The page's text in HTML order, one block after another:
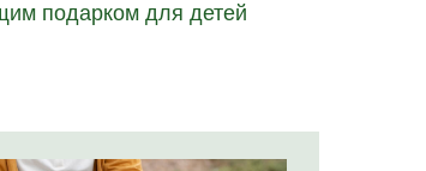
подарком для детей